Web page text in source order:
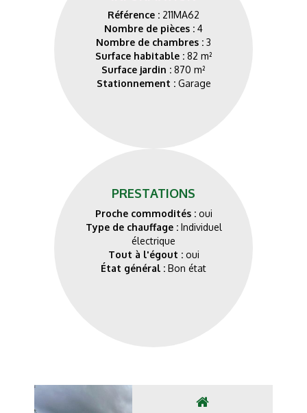
Référence : 211MA62
Nombre de pièces : 4
Nombre de chambres : 3
Surface habitable : 82 m²
Surface jardin : 870 m²
Stationnement : Garage
PRESTATIONS
Proche commodités : oui
Type de chauffage : Individuel
électrique
Tout à l'égout : oui
État général : Bon état